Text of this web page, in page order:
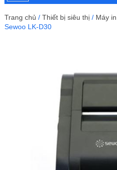
Trang chủ / Thiết bị siêu thị / Máy
Sewoo LK-D30